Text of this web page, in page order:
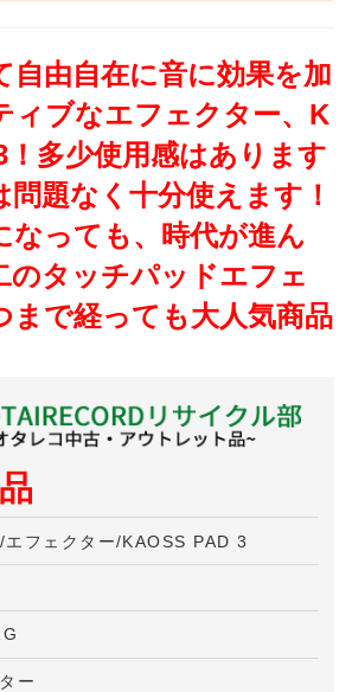
自由自在に音に効果を加
ィブなエフェクター、K
！多少使用感はあります
問題なく十分使えます！
なっても、時代が進ん
のタッチパッドエフェ
まで経っても大人気商品
エフェクター/KAOSS PAD 3
ー